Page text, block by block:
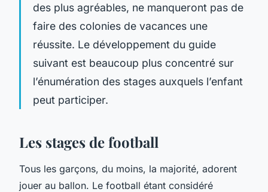
des plus agréables, ne manqueront pas de
faire des colonies de vacances une
réussite. Le développement du guide
suivant est beaucoup plus concentré sur
l’énumération des stages auxquels l’enfant
peut participer.
Les stages de football
Tous les garçons, du moins, la majorité, adorent
jouer au ballon. Le football étant considéré